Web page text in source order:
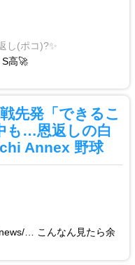
し(ポコ)?✨
高🚀
先発「できるこ
も…恩返しの白
Annex 野球
… こんなん見たら余